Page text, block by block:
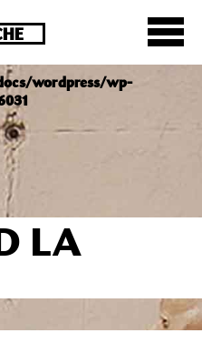
ist seit
stattdessen
wordpress/wp-
LA